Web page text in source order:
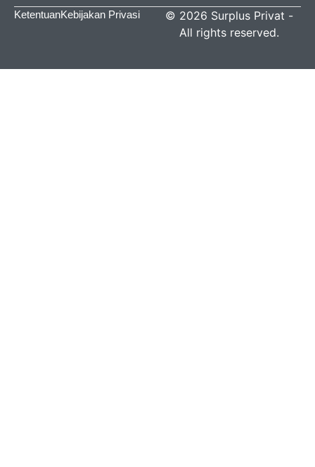
KetentuanKebijakan Privasi © 2026 Surplus Privat -
All rights reserved.